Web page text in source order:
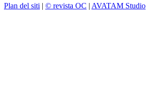
Plan del siti | © revista OC | AVATAM Studio